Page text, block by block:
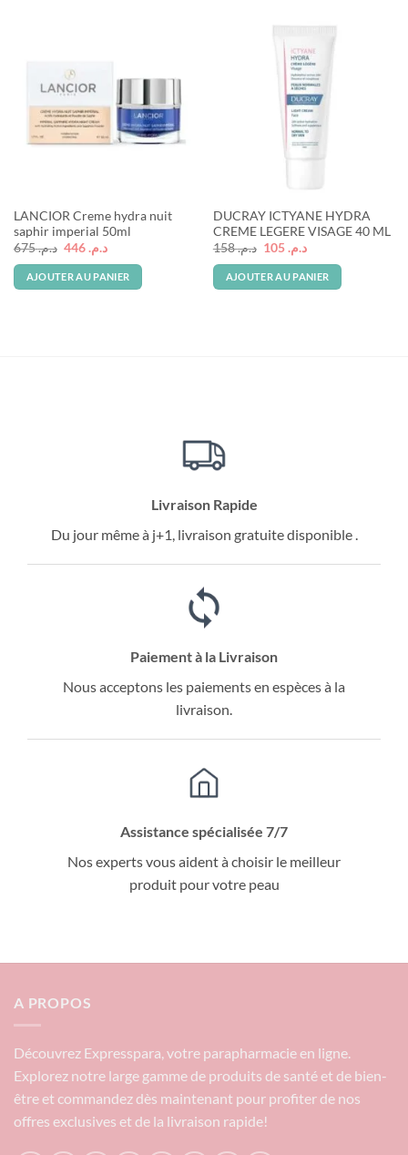
LANCIOR Creme hydra nuit
saphir imperial 50ml
د.م.675
Le
initial
était :
د.م. 675.
د.م.446
Le
actuel
est :
AJOUTER AU PANIER
DUCRAY ICTYANE HYDRA
CREME LEGERE VISAGE 40 ML
د.م.158
Le
initial
était :
د.م. 158.
د.م.105
Le
actuel
est :
AJOUTER AU PANIER
Livraison Rapide
Du jour même à j+1, livraison gratuite disponible .
Paiement à la Livraison
Nous acceptons les paiements en espèces à la
livraison.
Assistance spécialisée 7/7
Nos experts vous aident à choisir le meilleur
produit pour votre peau
A PROPOS
Découvrez Expresspara, votre parapharmacie en ligne.
Explorez notre large gamme de produits de santé et de bien-
être et commandez dès maintenant pour profiter de nos
offres exclusives et de la livraison rapide!